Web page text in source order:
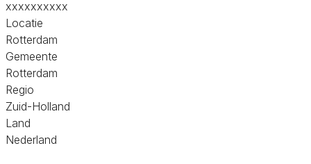
xxxxxxxxxx
Locatie
Rotterdam
Gemeente
Rotterdam
Regio
Zuid-Holland
Land
Nederland